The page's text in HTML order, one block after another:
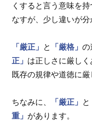
くすると言う意味を
なすが、少し違いが分
「厳正」 と 「厳格」 の
正」 は正しさに厳しく
既存の規律や道徳に厳
ちなみに、 「厳正」 と
重」 があります。